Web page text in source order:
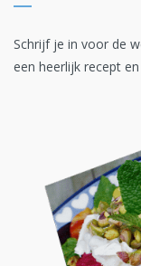
Schrijf je in voor de
een heerlijk recept en